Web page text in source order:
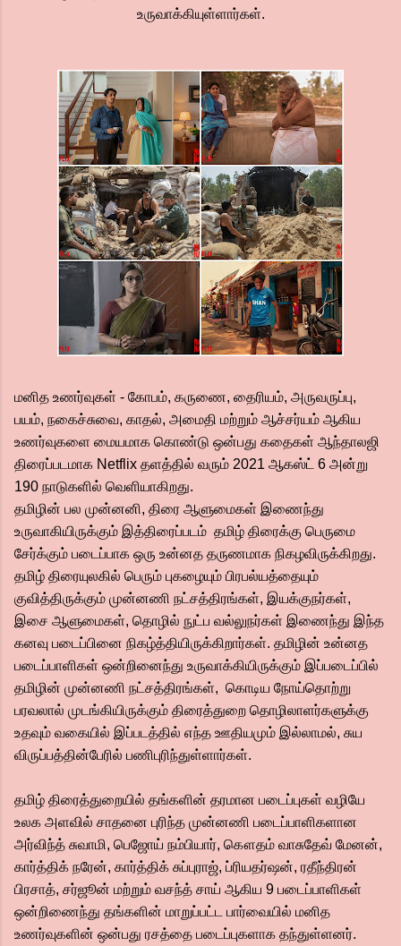
உருவாக்கியுள்ளார்கள்.
மனித உணர்வுகள் - கோபம், கருணை, தைரியம், அருவருப்பு,
பயம், நகைச்சுவை, காதல், அமைதி மற்றும் ஆச்சர்யம் ஆகிய
உணர்வுகளை மையமாக கொண்டு ஒன்பது கதைகள் ஆந்தாலஜி
திரைப்படமாக Netflix தளத்தில் வரும் 2021 ஆகஸ்ட் 6 அன்று
190 நாடுகளில் வெளியாகிறது.
தமிழின் பல முன்னனி, திரை ஆளுமைகள் இணைந்து
உருவாகியிருக்கும் இத்திரைப்படம் தமிழ் திரைக்கு பெருமை
சேர்க்கும் படைப்பாக ஒரு உன்னத தருணமாக நிகழவிருக்கிறது.
தமிழ் திரையுலகில் பெரும் புகழையும் பிரபல்யத்தையும்
குவித்திருக்கும் முன்னணி நட்சத்திரங்கள், இயக்குநர்கள்,
இசை ஆளுமைகள், தொழில் நுட்ப வல்லுநர்கள் இணைந்து இந்த
கனவு படைப்பினை நிகழ்த்தியிருக்கிறார்கள். தமிழின் உன்னத
படைப்பாளிகள் ஒன்றினைந்து உருவாக்கியிருக்கும் இப்படைப்பில்
தமிழின் முன்னணி நட்சத்திரங்கள், கொடிய நோய்தொற்று
பரவலால் முடங்கியிருக்கும் திரைத்துறை தொழிலாளர்களுக்கு
உதவும் வகையில் இப்படத்தில் எந்த ஊதியமும் இல்லாமல், சுய
விருப்பத்தின்பேரில் பணிபுரிந்துள்ளார்கள்.
தமிழ் திரைத்துறையில் தங்களின் தரமான படைப்புகள் வழியே
உலக அளவில் சாதனை புரிந்த முன்னணி படைப்பாளிகளான
அர்விந்த் சுவாமி, பெஜோய் நம்பியார், கௌதம் வாசுதேவ் மேனன்,
கார்த்திக் நரேன், கார்த்திக் சுப்புராஜ், ப்ரியதர்ஷன், ரதீந்திரன்
பிரசாத், சர்ஜூன் மற்றும் வசந்த் சாய் ஆகிய 9 படைப்பாளிகள்
ஒன்றிணைந்து தங்களின் மாறுப்பட்ட பார்வையில் மனித
உணர்வுகளின் ஒன்பது ரசத்தை படைப்புகளாக தந்துள்ளனர்.